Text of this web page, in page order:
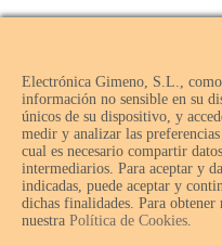
Electrónica Gimeno, S.L.,
información no sensible en su
únicos de su dispositivo, y
medir y analizar las
cual es necesario compartir
intermediarios. Para aceptar y
indicadas, puede aceptar y
dichas finalidades. Para obtener
nuestra Política de Cookies.